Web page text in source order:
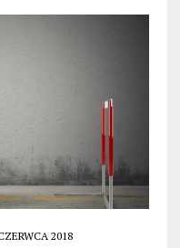
2018